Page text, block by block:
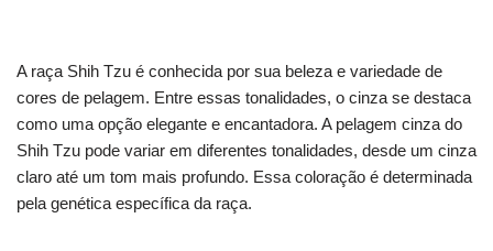
A raça Shih Tzu é conhecida por sua beleza e variedade de
cores de pelagem. Entre essas tonalidades, o cinza se destaca
como uma opção elegante e encantadora. A pelagem cinza do
Shih Tzu pode variar em diferentes tonalidades, desde um cinza
claro até um tom mais profundo. Essa coloração é determinada
pela genética específica da raça.